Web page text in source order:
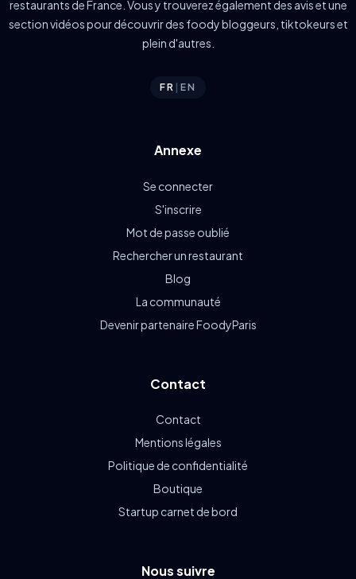
restaurants de France. Vous y trouverez également des avis et une
section vidéos pour découvrir des foody bloggeurs, tiktokeurs et
plein d'autres.
FR |EN
Annexe
Se connecter
S'inscrire
Mot de passe oublié
Rechercher un restaurant
Blog
La communauté
Devenir partenaire FoodyParis
Contact
Contact
Mentions légales
Politique de confidentialité
Boutique
Startup carnet de bord
Nous suivre